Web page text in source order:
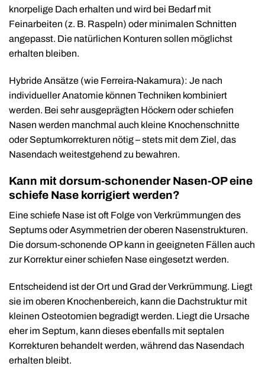
knorpelige Dach erhalten und wird bei Bedarf mit
Feinarbeiten (z. B. Raspeln) oder minimalen Schnitten
angepasst. Die natürlichen Konturen sollen möglichst
erhalten bleiben.
Hybride Ansätze (wie Ferreira-Nakamura): Je nach
individueller Anatomie können Techniken kombiniert
werden. Bei sehr ausgeprägten Höckern oder schiefen
Nasen werden manchmal auch kleine Knochenschnitte
oder Septumkorrekturen nötig – stets mit dem Ziel, das
Nasendach weitestgehend zu bewahren.
Kann mit dorsum-schonender Nasen-OP eine
schiefe Nase korrigiert werden?
Eine schiefe Nase ist oft Folge von Verkrümmungen des
Septums oder Asymmetrien der oberen Nasenstrukturen.
Die dorsum-schonende OP kann in geeigneten Fällen auch
zur Korrektur einer schiefen Nase eingesetzt werden.
Entscheidend ist der Ort und Grad der Verkrümmung. Liegt
sie im oberen Knochenbereich, kann die Dachstruktur mit
kleinen Osteotomien begradigt werden. Liegt die Ursache
eher im Septum, kann dieses ebenfalls mit septalen
Korrekturen behandelt werden, während das Nasendach
erhalten bleibt.